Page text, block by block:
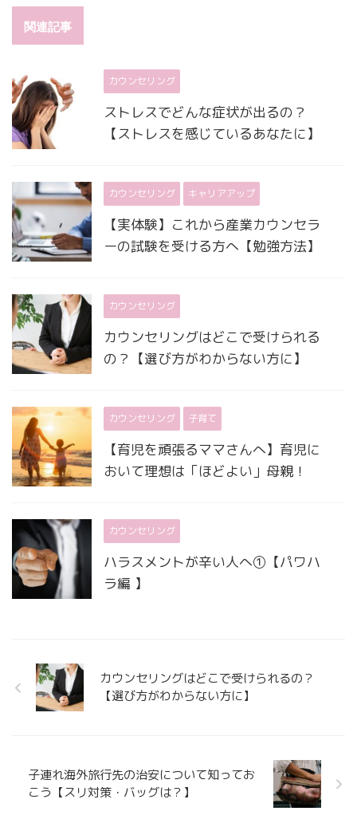
関連記事
カウンセリング
ストレスでどんな症状が出るの？
【ストレスを感じているあなたに】
カウンセリング キャリアアップ
【実体験】これから産業カウンセラ
ーの試験を受ける方へ【勉強方法】
カウンセリング
カウンセリングはどこで受けられる
の？【選び方がわからない方に】
カウンセリング 子育て
【育児を頑張るママさんへ】育児に
おいて理想は「ほどよい」母親！
カウンセリング
ハラスメントが辛い人へ①【パワハ
ラ編 】
カウンセリングはどこで受けられるの？
【選び方がわからない方に】
子連れ海外旅行先の治安について知ってお
こう【スリ対策・バッグは？】